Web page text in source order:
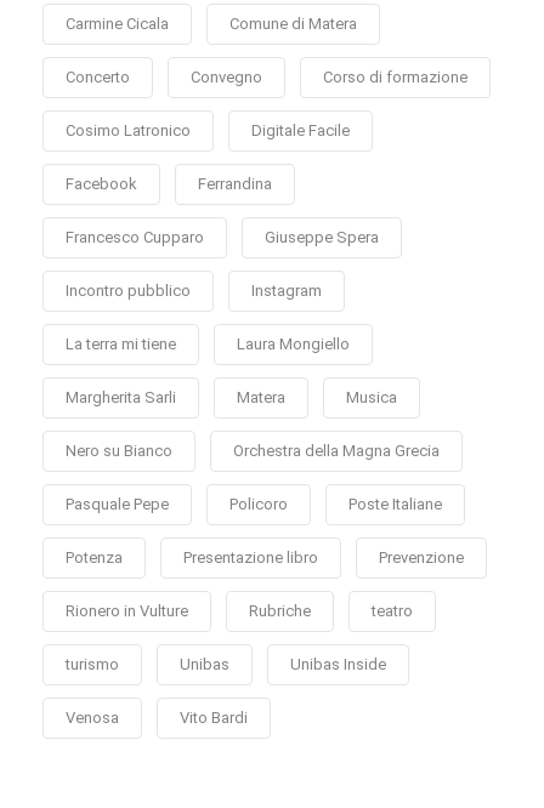
Carmine Cicala Comune di Matera
Concerto Convegno Corso di formazione
Cosimo Latronico Digitale Facile
Facebook Ferrandina
Francesco Cupparo Giuseppe Spera
Incontro pubblico Instagram
La terra mi tiene Laura Mongiello
Margherita Sarli Matera Musica
Nero su Bianco Orchestra della Magna Grecia
Pasquale Pepe Policoro Poste Italiane
Potenza Presentazione libro Prevenzione
Rionero in Vulture Rubriche teatro
turismo Unibas Unibas Inside
Venosa Vito Bardi